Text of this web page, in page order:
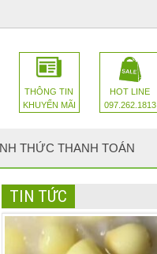
THÔNG TIN
KHUYẾN MÃI
HOT LINE
097.262.1813
THỨC THANH TOÁN
TIN TỨC